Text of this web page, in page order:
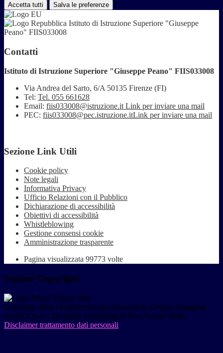
Accetta tutti Salva le preferenze
Istituto di Istruzione Superiore "Giuseppe
Peano" FIIS033008
Contatti
Istituto di Istruzione Superiore "Giuseppe Peano" FIIS033008
Via Andrea del Sarto, 6/A 50135 Firenze (FI)
Tel: Tel. 055 661628
Email: fiis033008@istruzione.it Link per inviare una mail
PEC: fiis033008@pec.istruzione.itLink per inviare una mail
Sezione Link Utili
Cookie policy
Note legali
Informativa Privacy
Ufficio Relazioni con il Pubblico
Dichiarazione di accessibilità
Obiettivi di accessibilità
Whistleblowing
Gestione consensi cookie
Amministrazione trasparente
Pagina visualizzata 99773 volte
Sezione Copyright
Copyright 2026 | Engineered and powered by Gruppo Spaggiari
Parma S.p.A. | Divisione Publishing & New Social Media
Disclaimer trattamento dati personali